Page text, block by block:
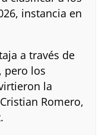
instancia en
a través de
pero los
la
Romero,